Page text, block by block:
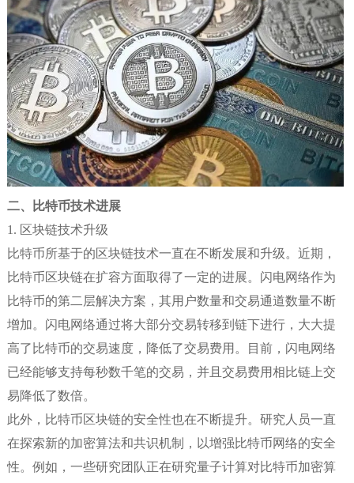
二、比特币技术进展
1. 区块链技术升级
比特币所基于的区块链技术一直在不断发展和升级。近期，
比特币区块链在扩容方面取得了一定的进展。闪电网络作为
比特币的第二层解决方案，其用户数量和交易通道数量不断
增加。闪电网络通过将大部分交易转移到链下进行，大大提
高了比特币的交易速度，降低了交易费用。目前，闪电网络
已经能够支持每秒数千笔的交易，并且交易费用相比链上交
易降低了数倍。
此外，比特币区块链的安全性也在不断提升。研究人员一直
在探索新的加密算法和共识机制，以增强比特币网络的安全
性。例如，一些研究团队正在研究量子计算对比特币加密算